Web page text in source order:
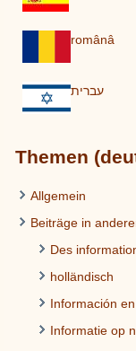
românâ
עברית
Themen
Allgemein
Beiträge in
Des
holländisch
Información
Informatie op